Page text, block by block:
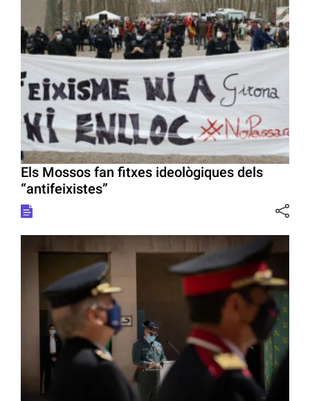
Els Mossos fan fitxes ideològiques dels
“antifeixistes”